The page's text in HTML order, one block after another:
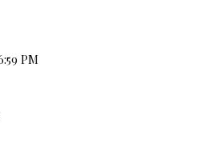
PM